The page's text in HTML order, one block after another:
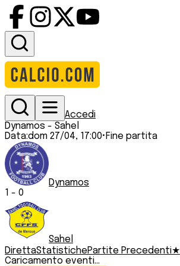
Accedi
Dynamos - Sahel
Data:dom 27/04, 17:00• Fine partita
Dynamos
1 - 0
Sahel
DirettaStatistichePartite Precedenti★
Caricamento eventi...